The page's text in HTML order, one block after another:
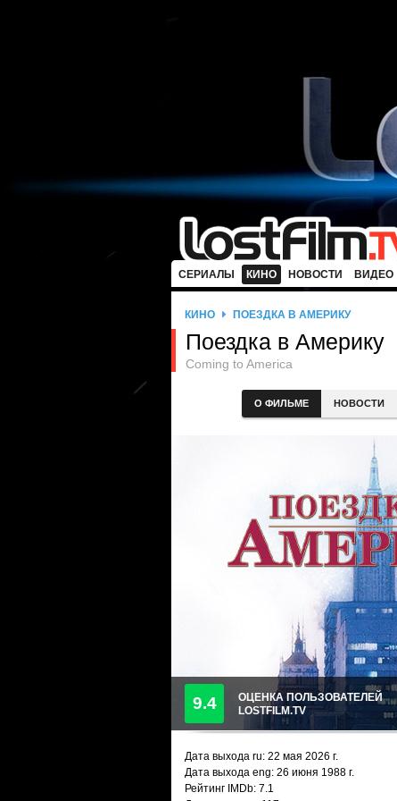
СЕРИАЛЫ КИНО НОВОСТИ ВИДЕО
КИНО ПОЕЗДКА В АМЕРИКУ
Поездка в Америку
Coming to America
О ФИЛЬМЕ НОВОСТИ
9.4
ОЦЕНКА ПОЛЬЗОВАТЕЛЕЙ
LOSTFILM.TV
Дата выхода ru: 22 мая 2026 г.
Дата выхода eng: 26 июня 1988 г.
Рейтинг IMDb: 7.1